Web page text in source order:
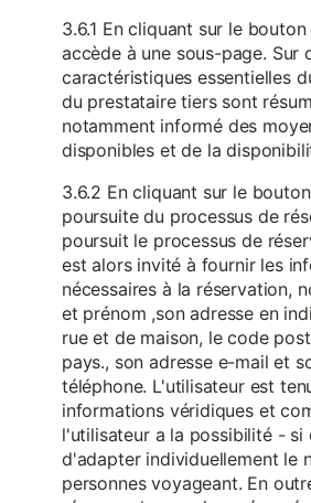
3.6.1 En cliquant sur le bouton
accède à une sous-page. Sur
caractéristiques essentielles
du prestataire tiers sont
notamment informé des
disponibles et de la
3.6.2 En cliquant sur le
poursuite du processus de
poursuit le processus de
est alors invité à fournir les
nécessaires à la réservation,
et prénom ,son adresse en
rue et de maison, le code
pays., son adresse e-mail et
téléphone. L'utilisateur est
informations véridiques et
l'utilisateur a la possibilité -
d'adapter individuellement le
personnes voyageant. En